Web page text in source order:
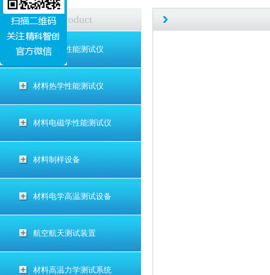
产品中心 Product
材料电学性能测试仪
材料热学性能测试仪
材料电磁学性能测试仪
材料制样设备
材料电学高温测试设备
航空航天测试装置
材料高温力学测试系统